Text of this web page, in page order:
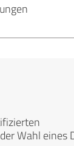
Wahl eines